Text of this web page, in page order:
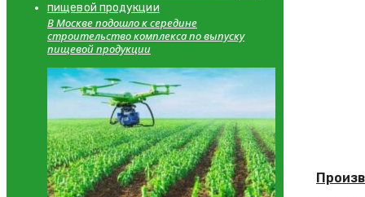
В Москве подошло к середине
строительство комплекса по выпуску
пищевой продукции